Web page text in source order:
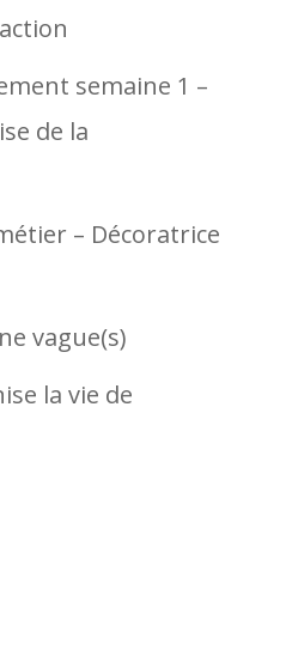
semaine 1 –
de la
– Décoratrice
vague(s)
la vie de